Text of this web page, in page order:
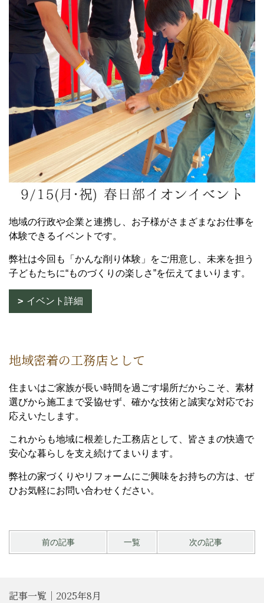
地域の行政や企業と連携し、お子様がさまざまなお仕事を
体験できるイベントです。
弊社は今回も「かんな削り体験」をご用意し、未来を担う
子どもたちに“ものづくりの楽しさ”を伝えてまいります。
イベント詳細
地域密着の工務店として
住まいはご家族が長い時間を過ごす場所だからこそ、素材
選びから施工まで妥協せず、確かな技術と誠実な対応でお
応えいたします。
これからも地域に根差した工務店として、皆さまの快適で
安心な暮らしを支え続けてまいります。
弊社の家づくりやリフォームにご興味をお持ちの方は、ぜ
ひお気軽にお問い合わせください。
前の記事 一覧 次の記事
記事一覧｜2025年8月